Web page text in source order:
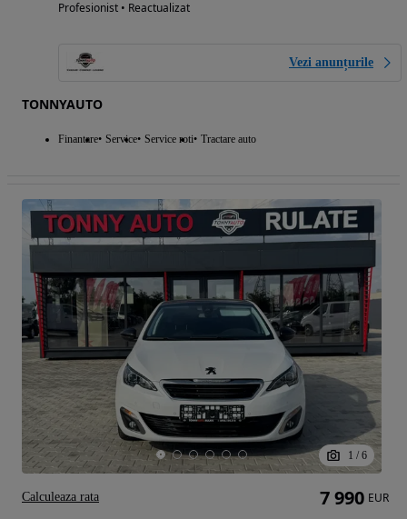
Profesionist • Reactualizat
Vezi anunțurile
TONNYAUTO
Finantare Service Service roti Tractare auto
1 / 6
7 990 EUR
Calculeaza rata